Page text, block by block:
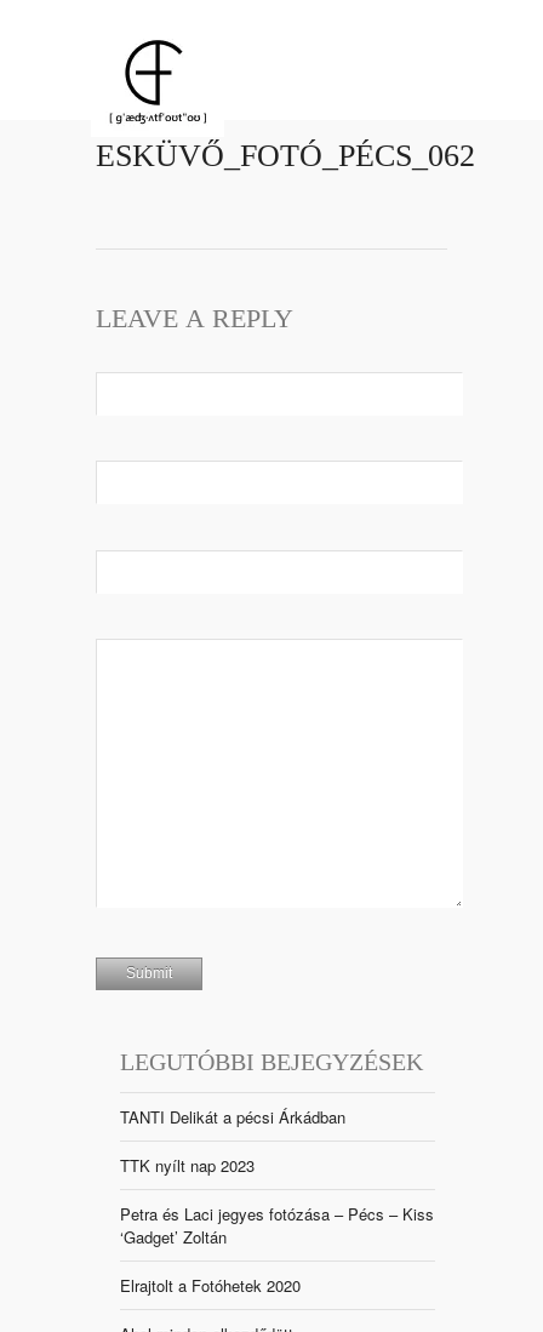
ESKÜVŐ_FOTÓ_PÉCS_062
LEAVE A REPLY
LEGUTÓBBI BEJEGYZÉSEK
TANTI Delikát a pécsi Árkádban
TTK nyílt nap 2023
Petra és Laci jegyes fotózása – Pécs – Kiss
‘Gadget’ Zoltán
Elrajtolt a Fotóhetek 2020